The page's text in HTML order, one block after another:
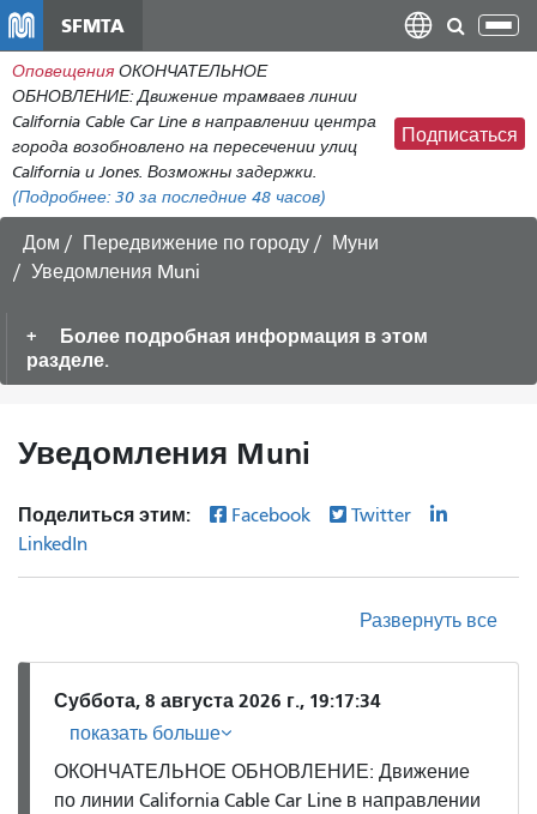
содержанию
SFMTA
Оповещения ОКОНЧАТЕЛЬНОЕ
ОБНОВЛЕНИЕ: Движение трамваев линии
California Cable Car Line в направлении центра
города возобновлено на пересечении улиц
California и Jones. Возможны задержки.
(Подробнее: 30 за последние 48 часов)
Подписаться
Дом Передвижение по городу
Муни
Уведомления Muni
Более подробная информация в этом
разделе.
Уведомления Muni
Поделиться этим: Facebook
Twitter
LinkedIn
Развернуть все
Суббота, 8 августа 2026 г., 19:17:34
показать больше
ОКОНЧАТЕЛЬНОЕ ОБНОВЛЕНИЕ: Движение
по линии California Cable Car Line в направлении